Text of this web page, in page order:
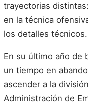
trayectorias
en la técnica
los detalles técnicos.
En su último año de
un tiempo en
ascender a la
Administración de